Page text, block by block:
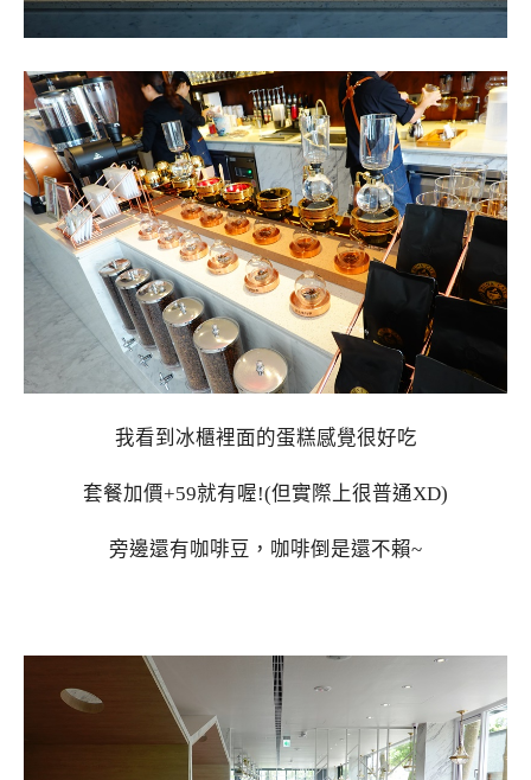
我看到冰櫃裡面的蛋糕感覺很好吃
套餐加價+59就有喔!(但實際上很普通XD)
旁邊還有咖啡豆，咖啡倒是還不賴~